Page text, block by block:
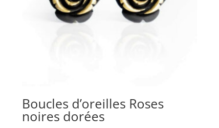
Boucles d’oreilles Roses
noires dorées